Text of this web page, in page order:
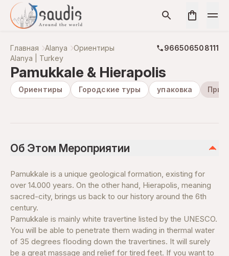
Главная Alanya Ориентиры
966506508111
Alanya | Turkey
Pamukkale & Hierapolis
Ориентиры Городские туры упаковка
Об Этом Мероприятии
Pamukkale is a unique geological formation, existing for
over 14.000 years. On the other hand, Hierapolis, meaning
sacred-city, brings us back to our history around the 6th
century.
Pamukkale is mainly white travertine listed by the UNESCO.
You will be able to penetrate them wading in thermal water
of 35 degrees flooding down the travertines. It will surely
be a great massage and relief for tired feet. If you want to